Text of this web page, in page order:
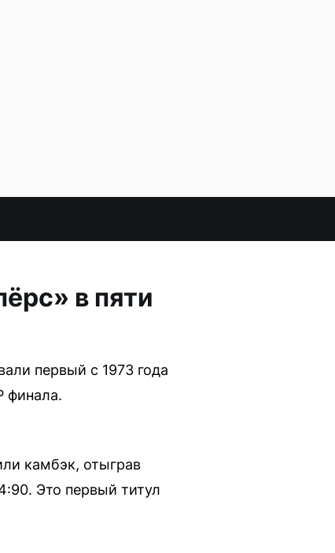
в пяти
первый с 1973 года
финала.
камбэк, отыграв
Это первый титул